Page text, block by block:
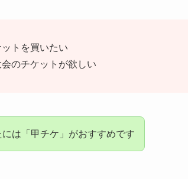
トを買いたい
のチケットが欲しい
には「甲チケ」がおすすめです